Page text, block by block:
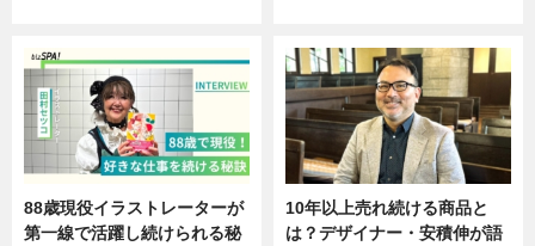
88歳現役イラストレーターが
第一線で活躍し続けられる秘
10年以上売れ続ける商品と
は？デザイナー・安積伸が語